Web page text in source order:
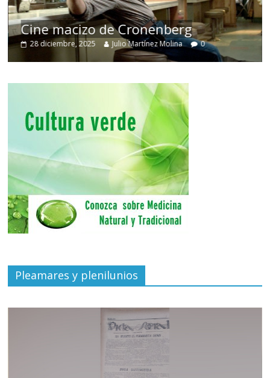
Cine macizo de Cronenberg
28 diciembre, 2025 Julio Martínez Molina 0
Pleamares y plenilunios